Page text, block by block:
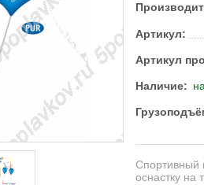
Артикул:
Артикул
Наличие:
Спортивный
оснастку на